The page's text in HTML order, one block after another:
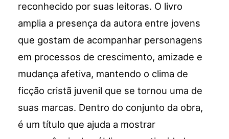
reconhecido por suas leitoras. O livro
amplia a presença da autora entre jovens
que gostam de acompanhar personagens
em processos de crescimento, amizade e
mudança afetiva, mantendo o clima de
ficção cristã juvenil que se tornou uma de
suas marcas. Dentro do conjunto da obra,
é um título que ajuda a mostrar